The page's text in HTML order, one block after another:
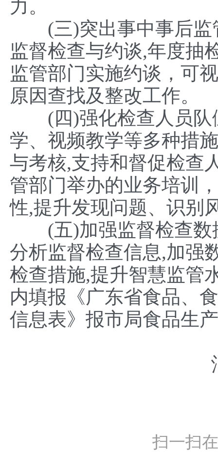
力。
(三)突出事中事后监
监督检查与约谈,年度抽
监管部门实施约谈，可
原因查找及整改工作。
(四)强化检查人员队
学、视频教学等多种措
与考核,支持和督促检查
管部门举办的业务培训
性,提升发现问题、识别
(五)加强监督检查数
分析监督检查信息,加强
检查措施,提升智慧监管
内填报《广东省食品、
信息表》报市局食品生
扫一扫